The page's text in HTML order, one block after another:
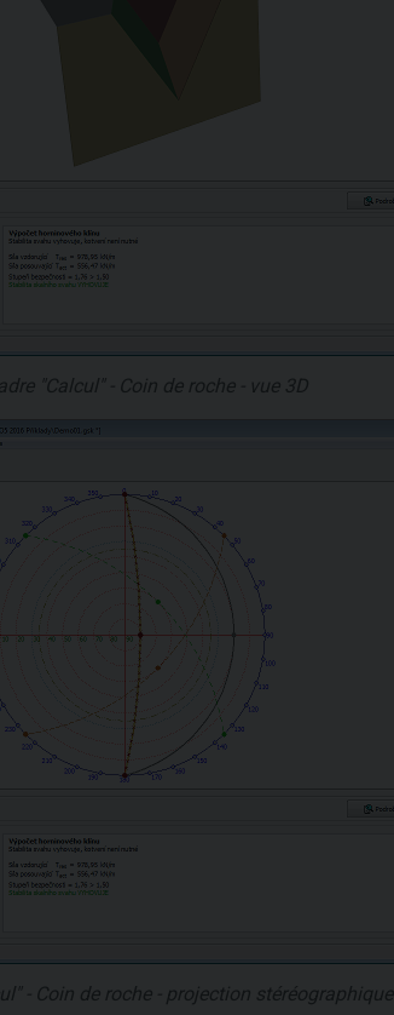
"Calcul" - Coin de roche - vue 3D
- Coin de roche - projection stéréographique